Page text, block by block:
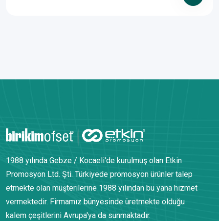
1988 yılında Gebze / Kocaeli'de kurulmuş olan Etkin
Promosyon Ltd. Şti. Türkiyede promosyon ürünler talep
etmekte olan müşterilerine 1988 yılından bu yana hizmet
vermektedir. Firmamız bünyesinde üretmekte olduğu
kalem çeşitlerini Avrupa'ya da sunmaktadır.